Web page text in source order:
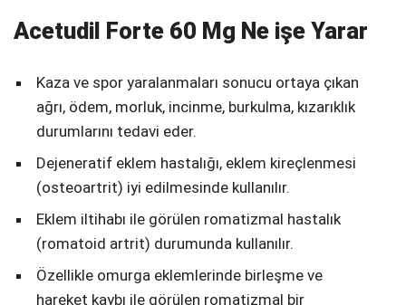
Acetudil Forte 60 Mg Ne işe Yarar
Kaza ve spor yaralanmaları sonucu ortaya çıkan
ağrı, ödem, morluk, incinme, burkulma, kızarıklık
durumlarını tedavi eder.
Dejeneratif eklem hastalığı, eklem kireçlenmesi
(osteoartrit) iyi edilmesinde kullanılır.
Eklem iltihabı ile görülen romatizmal hastalık
(romatoid artrit) durumunda kullanılır.
Özellikle omurga eklemlerinde birleşme ve
hareket kaybı ile görülen romatizmal bir